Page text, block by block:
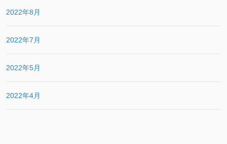
2022年8月
2022年7月
2022年5月
2022年4月